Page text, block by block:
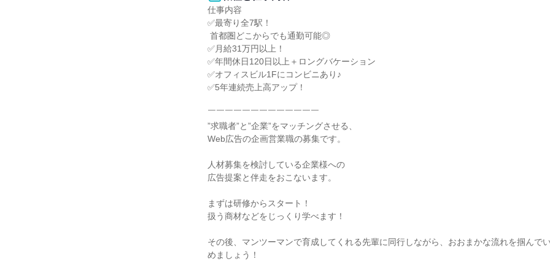
仕事内容
✅最寄り全7駅！
✅月給31万円以上！
✅年間休日120日以上＋ロングバケーション
✅オフィスビル1Fにコンビニあり♪
✅5年連続売上高アップ！
￣￣￣￣￣￣￣￣￣￣￣￣￣
”求職者”と”企業”をマッチングさせる、
Web広告の企画営業職の募集です。
人材募集を検討している企業様への
広告提案と伴走をおこないます。
まずは研修からスタート！
扱う商材などをじっくり学べます！
その後、マンツーマンで育成してくれる先輩に同行しながら、おおまかな流れを掴んで
めましょう！